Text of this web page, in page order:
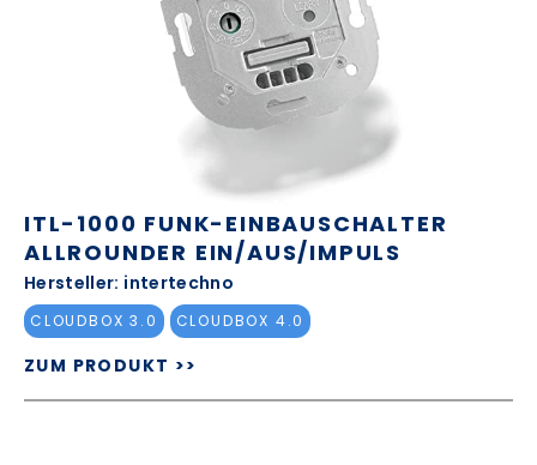
ITL-1000 FUNK-EINBAUSCHALTER
ALLROUNDER EIN/AUS/IMPULS
Hersteller: intertechno
CLOUDBOX 3.0 CLOUDBOX 4.0
ZUM PRODUKT >>